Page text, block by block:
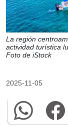
La región
actividad turística
Foto de iStock
2025-11-05